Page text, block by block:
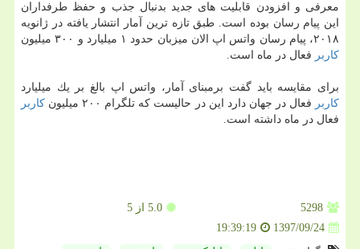
معرفی و افزودن قابلیت های جدید بدنبال جذب و حفظ طرفداران
این پیام رسان بوده است. طبق تازه ترین آمار انتشار یافته در ژانویه
۲۰۱۸، پیام رسان واتس اپ الان میزبان حدود ۱ میلیارد و ۳۰۰ میلیون
كاربر فعال در ماه است.
برای مقایسه باید گفت برمبنای آمار، واتس اپ بالغ بر یك میلیارد
كاربر فعال در جهان دارد این در حالیست كه تلگرام ۲۰۰ میلیون
كاربر
فعال در ماه داشته است.
5298
5.0 از 5
1397/09/24
19:39:19